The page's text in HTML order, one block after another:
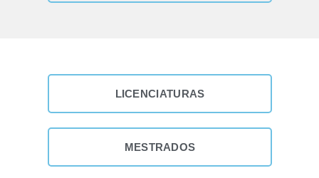
LICENCIATURAS
MESTRADOS